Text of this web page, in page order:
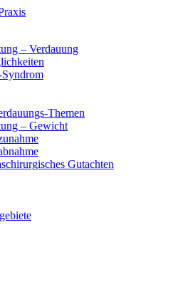
– Verdauung
Themen
– Gewicht
Gutachten